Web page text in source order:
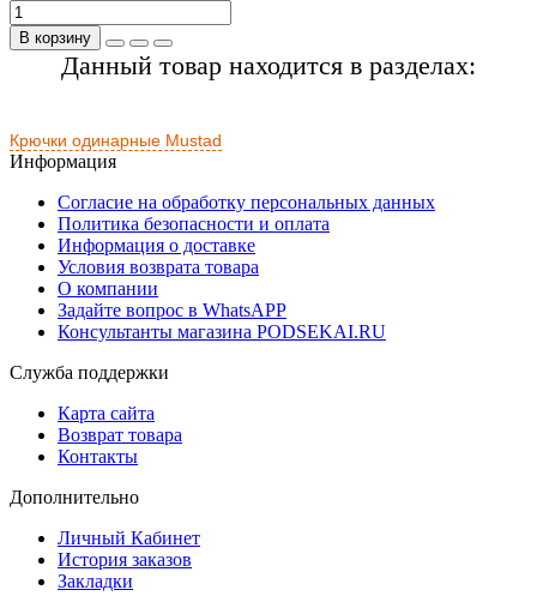
В корзину
Данный товар находится в разделах:
Крючки одинарные Mustad
Информация
Согласие на обработку персональных данных
Политика безопасности и оплата
Информация о доставке
Условия возврата товара
О компании
Задайте вопрос в WhatsAPP
Консультанты магазина PODSEKAI.RU
Служба поддержки
Карта сайта
Возврат товара
Контакты
Дополнительно
Личный Кабинет
История заказов
Закладки